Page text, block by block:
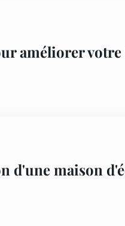
améliorer
d'une maison